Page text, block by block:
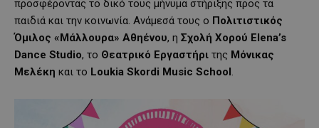
προσφέροντας το δικό τους μήνυμα στήριξης προς τα
παιδιά και την κοινωνία. Ανάμεσά τους ο Πολιτιστικός
Όμιλος «Μάλλουρα» Αθηένου, η Σχολή Χορού Elena’s
Dance Studio, το Θεατρικό Εργαστήρι της Μόνικας
Μελέκη και το Loukia Skordi Music School.